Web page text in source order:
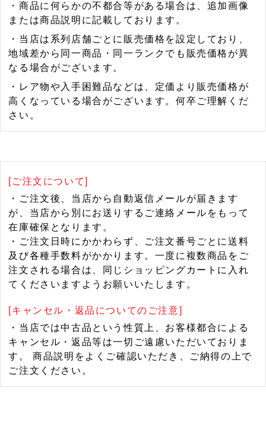
・商品に何らかの不都合等がある場合は、追加画像
または商品説明に記載しております。
・当店は系列店舗ごとに販売価格を設定しており、
地域差から同一商品・同一ランクでも販売価格が異
なる場合がございます。
・レア物や入手困難品などは、定価より販売価格が
高くなっている場合がございます。何卒ご理解くだ
さい。
[ご注文について]
・ご注文後、当店から自動返信メールが届きます
が、当店から別にお送りするご連絡メールをもって
在庫確保となります。
・ご注文日時にかかわらず、ご注文番号ごとに送料
及び各種手数料がかかります。一度に複数商品をご
注文される場合は、同じショッピングカートに入れ
てくださいますようお願いいたします。
[キャンセル・返品についてのご注意]
・当店では中古品という性質上、お客様都合による
キャンセル・返品等は一切ご遠慮いただいておりま
す。 商品説明をよくご確認いただき、ご納得の上で
ご注文ください。